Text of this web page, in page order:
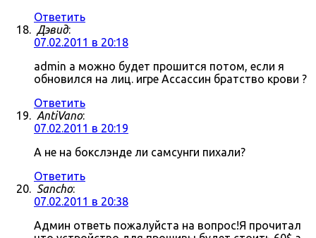
Ответить
Дэвид:
07.02.2011 в 20:18
admin а можно будет прошится потом, если я
обновился на лиц. игре Ассассин братство крови ?
Ответить
AntiVano:
07.02.2011 в 20:19
А не на бокслэнде ли самсунги пихали?
Ответить
Sancho:
07.02.2011 в 20:38
Админ ответь пожалуйста на вопрос!Я прочитал